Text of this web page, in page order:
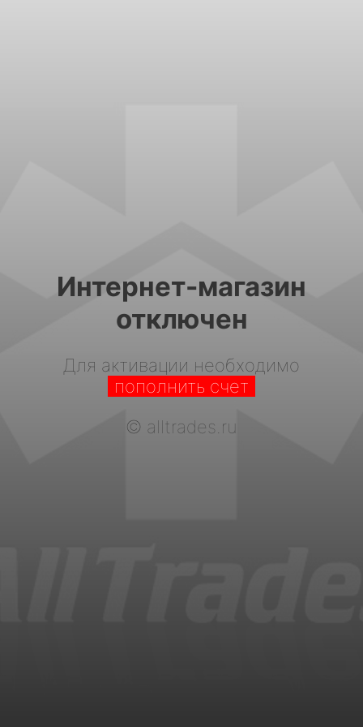
Интернет-магазин
отключен
Для активации необходимо
пополнить счет
© alltrades.ru